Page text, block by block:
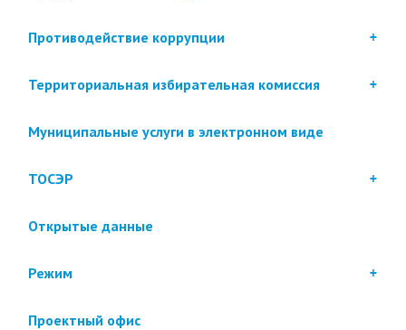
Противодействие коррупции
Территориальная избирательная комиссия
Муниципальные услуги в электронном виде
ТОСЭР
Открытые данные
Режим
Проектный офис